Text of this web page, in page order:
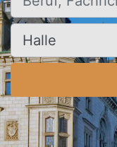
Ort, Stadt